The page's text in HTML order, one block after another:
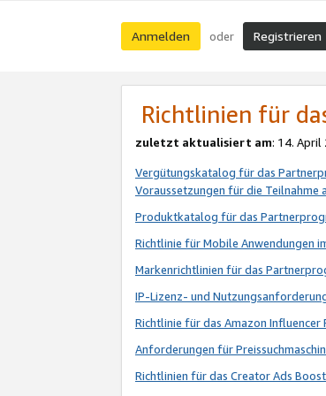
Anmelden oder Registrieren
Richtlinien für
zuletzt aktualisiert am: 14. April
Vergütungskatalog für das
Voraussetzungen für die Teilnahme
Produktkatalog für das
Richtlinie für Mobile Anwendungen
Markenrichtlinien für das
IP-Lizenz- und
Richtlinie für das Amazon
Anforderungen für
Richtlinien für das Creator Ads